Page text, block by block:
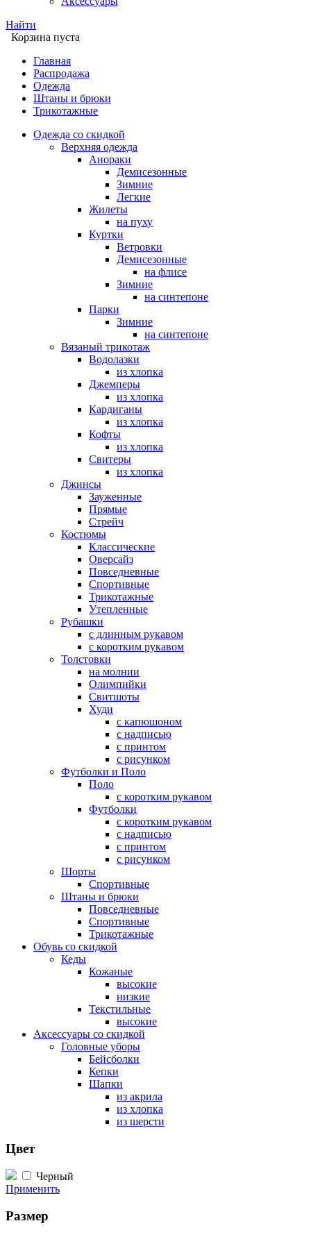
Найти
Корзина пуста
Главная
Распродажа
Одежда
Штаны и брюки
Трикотажные
Одежда со скидкой
Верхняя одежда
Анораки
Демисезонные
Зимние
Легкие
Жилеты
на пуху
Куртки
Ветровки
Демисезонные
на флисе
Зимние
на синтепоне
Парки
Зимние
на синтепоне
Вязаный трикотаж
Водолазки
из хлопка
Джемперы
из хлопка
Кардиганы
из хлопка
Кофты
из хлопка
Свитеры
из хлопка
Джинсы
Зауженные
Прямые
Стрейч
Костюмы
Классические
Оверсайз
Повседневные
Спортивные
Трикотажные
Утепленные
Рубашки
с длинным рукавом
с коротким рукавом
Толстовки
на молнии
Олимпийки
Свитшоты
Худи
с капюшоном
с надписью
с принтом
с рисунком
Футболки и Поло
Поло
с коротким рукавом
Футболки
с коротким рукавом
с надписью
с принтом
с рисунком
Шорты
Спортивные
Штаны и брюки
Повседневные
Спортивные
Трикотажные
Обувь со скидкой
Кеды
Кожаные
высокие
низкие
Текстильные
высокие
Аксессуары со скидкой
Головные уборы
Бейсболки
Кепки
Шапки
из акрила
из хлопка
из шерсти
Цвет
Черный
Применить
Размер